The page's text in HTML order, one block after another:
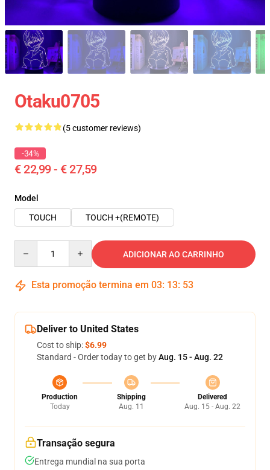
Otaku0705
(5 customer reviews)
-34%
€ 22,99 - € 27,59
Model
TOUCH
TOUCH +(REMOTE)
ADICIONAR AO CARRINHO
Esta promoção termina em 03: 13: 53
Deliver to United States
Cost to ship:$6.99
Standard - Order today to get byAug. 15 - Aug. 22
Production
Today
Shipping
Aug. 11
Delivered
Aug. 15 - Aug. 22
Transação segura
Entrega mundial na sua porta